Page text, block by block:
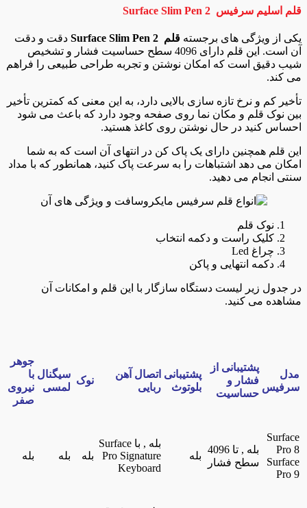
قلم اسلیم سرفیس Surface Slim Pen 2
یکی از ویژگی های برجسته قلم Surface Slim Pen 2
دقت و دقت
آن است. این قلم دارای 4096 سطح حساسیت فشار و تشخیص
شیب دقیق است که امکان نوشتن و تجربه طراحی طبیعی را فراهم
می کند.
تأخیر کم و نرخ تازه سازی بالایی دارد، به این معنی که کمترین تأخیر
بین نوک قلم و مکان نما روی صفحه وجود دارد که باعث می شود
احساس کنید در حال نوشتن روی کاغذ هستید.
این قلم همچنین دارای یک پاک کن در انتهای آن است که به شما
امکان می دهد اشتباهات را به سرعت پاک کنید، همانطور که با مداد
سنتی انجام می دهید.
نوک قلم
کلیک راست و دکمه انتخاب
چراغ Led
دکمه انتهایی و پاکن
در جدول زیر لیست دستگاه سازگار با این قلم و امکانات آن
مشاهده می کنید.
مدل
سرفیس
پشتیبانی از
فشار و
حساسیت
پشتیبانی
بلوتوث
اتصال آهن
ربایی
نوک
سیگنال
لمسی
جوهر
با
نیروی
صفر
Surface
Pro 8
Surface
Pro 9
بله , تا 4096
سطح فشار
بله
بله , با Surface
Pro Signature
Keyboard
بله بله بله